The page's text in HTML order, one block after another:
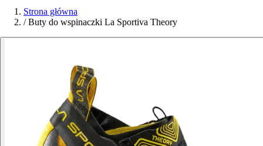
Strona główna
/ Buty do wspinaczki La Sportiva Theory